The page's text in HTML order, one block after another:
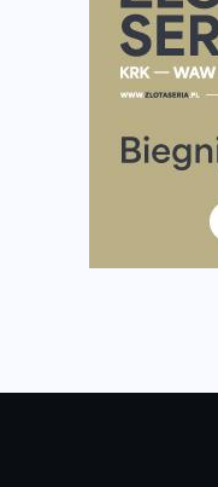
Co ma dużo białka?
Rozbiegany Olsztyn
Już w tę sobotę 35.
Wystartuje
35. Bieg Powstania
poradnik przed